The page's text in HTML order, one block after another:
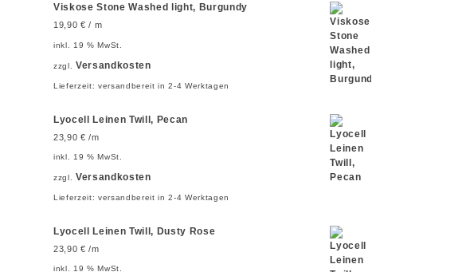
Viskose Stone Washed light, Burgundy
19,90 € / m
inkl. 19 % MwSt.
zzgl. Versandkosten
Lieferzeit:versandbereit in 2-4 Werktagen
Lyocell Leinen Twill, Pecan
23,90 € /m
inkl. 19 % MwSt.
zzgl. Versandkosten
Lieferzeit:versandbereit in 2-4 Werktagen
Lyocell Leinen Twill, Dusty Rose
23,90 € /m
inkl. 19 % MwSt.